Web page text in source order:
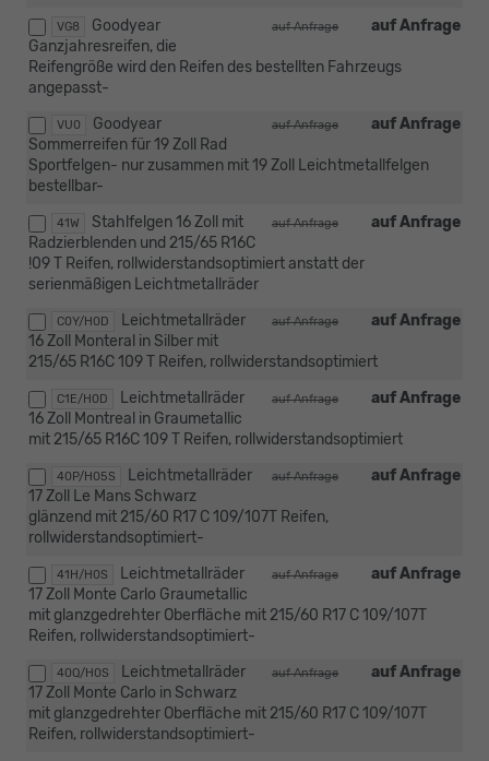
VG8 auf Anfrage
auf Anfrage
Goodyear
Ganzjahresreifen, die
Reifengröße wird den Reifen des bestellten Fahrzeugs
angepasst-
VU0 auf Anfrage
auf Anfrage
Goodyear
Sommerreifen für 19 Zoll Rad
Sportfelgen- nur zusammen mit 19 Zoll Leichtmetallfelgen
bestellbar-
41W auf Anfrage
auf Anfrage
Stahlfelgen 16 Zoll mit
Radzierblenden und 215/65 R16C
!09 T Reifen, rollwiderstandsoptimiert anstatt der
serienmäßigen Leichtmetallräder
C0Y/H0D auf Anfrage
auf Anfrage
Leichtmetallräder
16 Zoll Monteral in Silber mit
215/65 R16C 109 T Reifen, rollwiderstandsoptimiert
C1E/H0D auf Anfrage
auf Anfrage
Leichtmetallräder
16 Zoll Montreal in Graumetallic
mit 215/65 R16C 109 T Reifen, rollwiderstandsoptimiert
40P/H05S auf Anfrage
auf Anfrage
Leichtmetallräder
17 Zoll Le Mans Schwarz
glänzend mit 215/60 R17 C 109/107T Reifen,
rollwiderstandsoptimiert-
41H/H0S auf Anfrage
auf Anfrage
Leichtmetallräder
17 Zoll Monte Carlo Graumetallic
mit glanzgedrehter Oberfläche mit 215/60 R17 C 109/107T
Reifen, rollwiderstandsoptimiert-
40Q/H0S auf Anfrage
auf Anfrage
Leichtmetallräder
17 Zoll Monte Carlo in Schwarz
mit glanzgedrehter Oberfläche mit 215/60 R17 C 109/107T
Reifen, rollwiderstandsoptimiert-